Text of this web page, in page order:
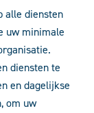
alle diensten
uw minimale
diensten te
en dagelijkse
om uw